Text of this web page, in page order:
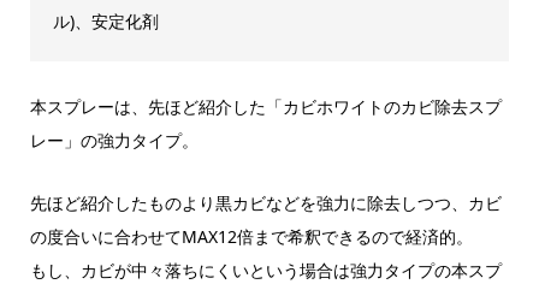
ル)、安定化剤
本スプレーは、先ほど紹介した「カビホワイトのカビ除去スプ
レー」の強力タイプ。
先ほど紹介したものより黒カビなどを強力に除去しつつ、カビ
の度合いに合わせてMAX12倍まで希釈できるので経済的。
もし、カビが中々落ちにくいという場合は強力タイプの本スプ